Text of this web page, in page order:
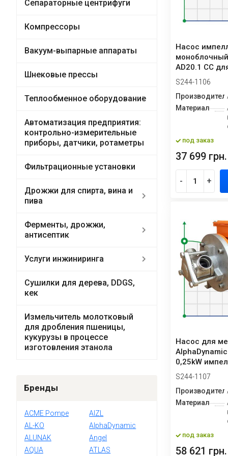
Сепараторные центрифуги
Компрессоры
Вакуум-выпарные аппараты
Шнековые прессы
Теплообменное оборудование
Автоматизация предприятия:
контрольно-измерительные
приборы, датчики, ротаметры
Фильтрационные установки
Дрожжи для спирта, вина и
пива
Ферменты, дрожжи,
антисептик
Услуги инжиниринга
Сушилки для дерева, DDGS,
кек
Измельчитель молотковый
для дробления пшеницы,
кукурузы в процессе
изготовления этанола
Бренды
ACME Pompe
AIZL
AL-KO
AlphaDynamic
ALUNAK
Angel
AQUA
ATLAS
Насос
AD20.1 CC
чернила,
S244-1106
Материал
под заказ
37 699 грн.
- +
Насос для
0,25kW
S244-1107
Материал
под заказ
58 621 грн.